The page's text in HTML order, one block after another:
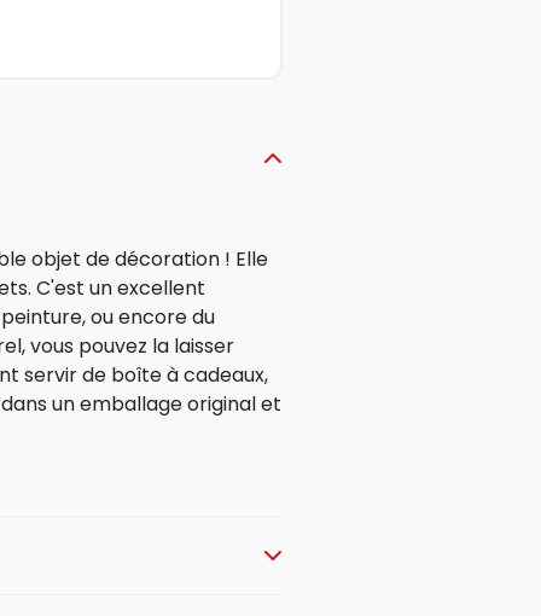
objet de décoration ! Elle
C'est un excellent
ou encore du
vous pouvez la laisser
servir de boîte à cadeaux,
un emballage original et